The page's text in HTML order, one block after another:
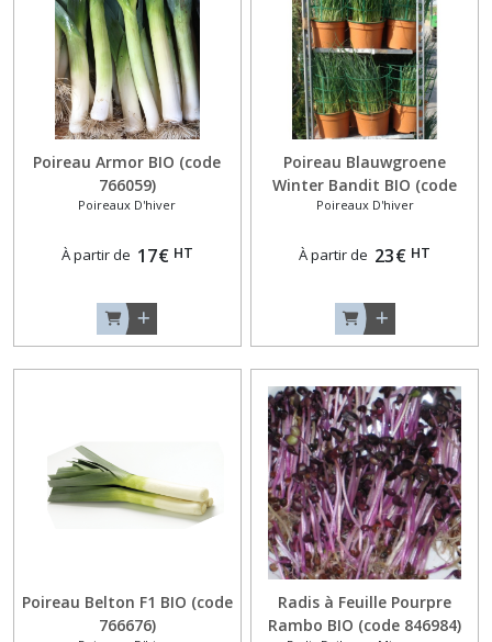
Poireau Armor BIO (code
766059)
Poireaux D'hiver
À partir de 17€ HT
Poireau Blauwgroene
Winter Bandit BIO (code
764598)
Poireaux D'hiver
À partir de 23€ HT
Poireau Belton F1 BIO (code
766676)
Radis à Feuille Pourpre
Rambo BIO (code 846984)